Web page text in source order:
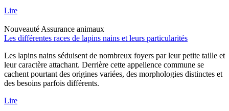
Lire
Nouveauté Assurance animaux
Les différentes races de lapins nains et leurs particularités
Les lapins nains séduisent de nombreux foyers par leur petite taille et
leur caractère attachant. Derrière cette appellence commune se
cachent pourtant des origines variées, des morphologies distinctes et
des besoins parfois différents.
Lire